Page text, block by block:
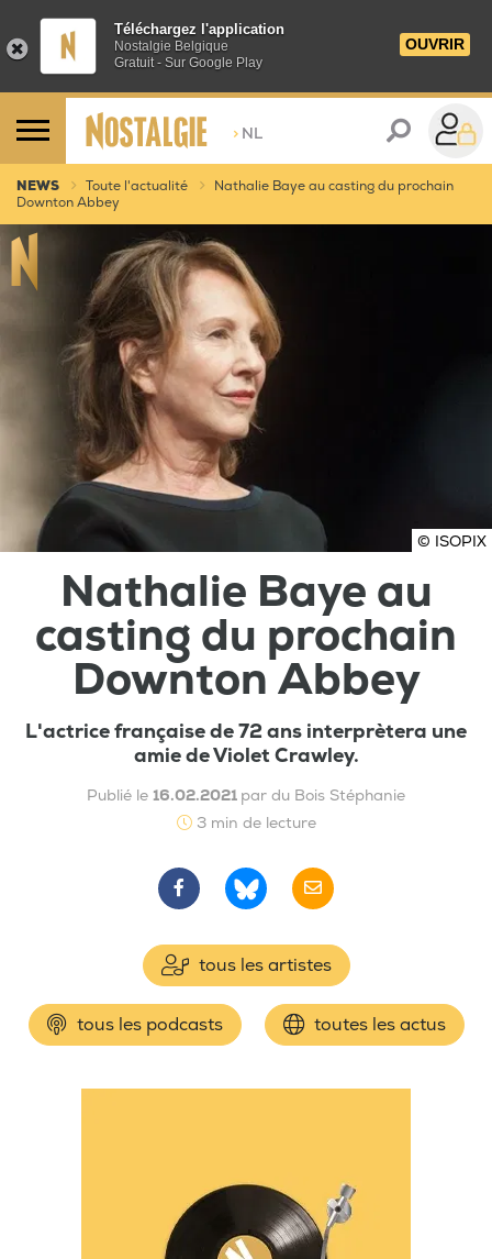
Téléchargez l'application
Nostalgie Belgique
Gratuit - Sur Google Play
OUVRIR
> NL
NEWS Toute l'actualité
Nathalie Baye au casting du prochain
Downton Abbey
© ISOPIX
Nathalie Baye au
casting du prochain
Downton Abbey
L'actrice française de 72 ans interprètera une
amie de Violet Crawley.
Publié le 16.02.2021 par du Bois Stéphanie
3 min de lecture
tous les artistes
tous les podcasts toutes les actus